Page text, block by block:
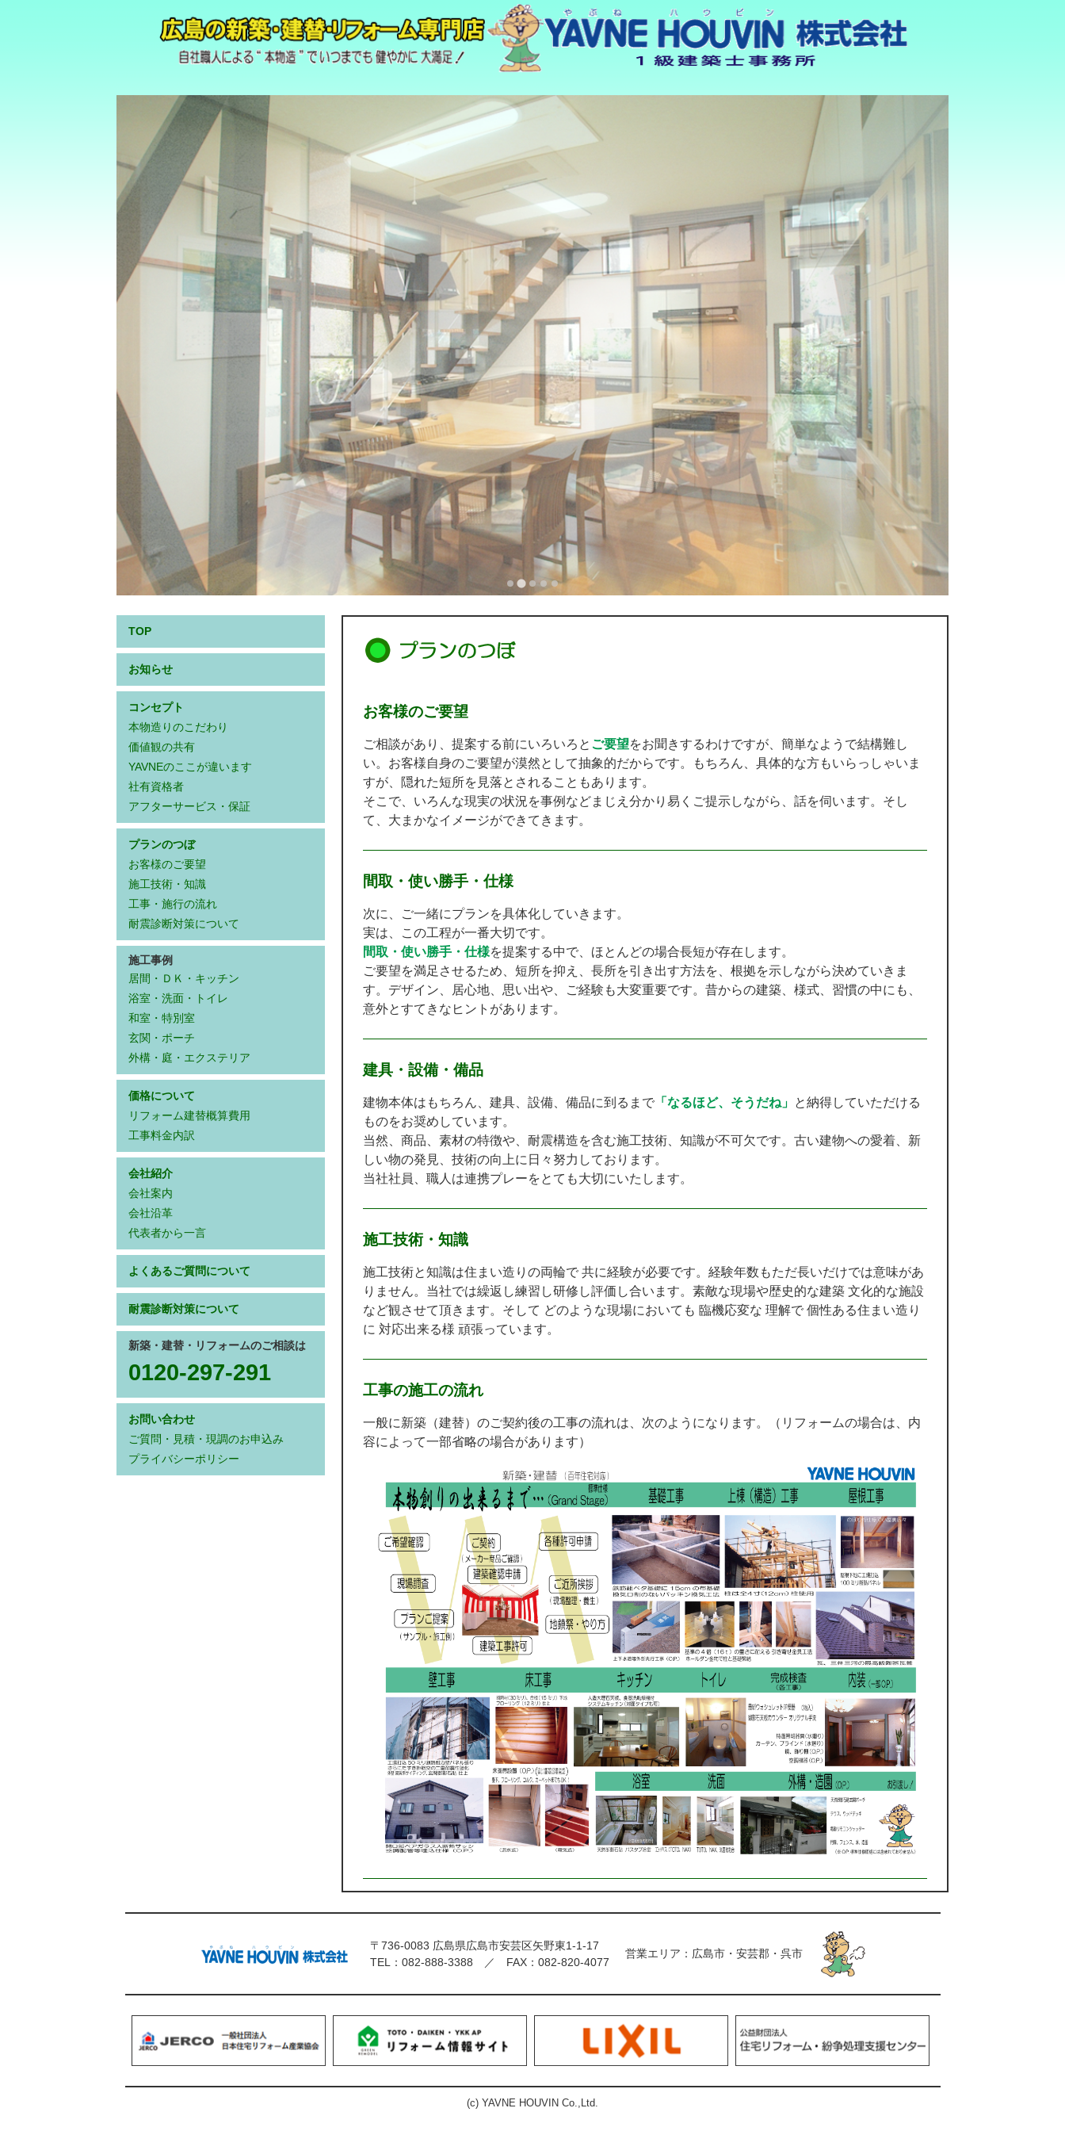
お客様のご要望
ご相談があり、提案する前にいろいろと ご要望をお聞きするわけですが、簡単なようで結構難し
い。お客様自身のご要望が漠然として抽象的だからです。もちろん、具体的な方もいらっしゃいま
すが、隠れた短所を見落とされることもあります。
そこで、いろんな現実の状況を事例などまじえ分かり易くご提示しながら、話を伺います。そし
て、大まかなイメージができてきます。
間取・使い勝手・仕様
次に、ご一緒にプランを具体化していきます。
実は、この工程が一番大切です。
間取・使い勝手・仕様を提案する中で、ほとんどの場合長短が存在します。
ご要望を満足させるため、短所を抑え、長所を引き出す方法を、根拠を示しながら決めていきま
す。デザイン、居心地、思い出や、ご経験も大変重要です。昔からの建築、様式、習慣の中にも、
意外とすてきなヒントがあります。
建具・設備・備品
建物本体はもちろん、建具、設備、備品に到るまで「なるほど、そうだね」 と納得していただける
ものをお奨めしています。
当然、商品、素材の特徴や、耐震構造を含む施工技術、知識が不可欠です。古い建物への愛着、新
しい物の発見、技術の向上に日々努力しております。
当社社員、職人は連携プレーをとても大切にいたします。
施工技術・知識
施工技術と知識は住まい造りの両輪で 共に経験が必要です。経験年数もただ長いだけでは意味があ
りません。当社では繰返し練習し研修し評価し合います。素敵な現場や歴史的な建築 文化的な施設
など観させて頂きます。そして どのような現場においても 臨機応変な 理解で 個性ある住まい造り
に 対応出来る様 頑張っています。
工事の施工の流れ
一般に新築（建替）のご契約後の工事の流れは、次のようになります。（リフォームの場合は、内
容によって一部省略の場合があります）
TOP
お知らせ
コンセプト
本物造りのこだわり
価値観の共有
YAVNEのここが違います
社有資格者
アフターサービス・保証
プランのつぼ
お客様のご要望
施工技術・知識
工事・施行の流れ
耐震診断対策について
施工事例
居間・ＤＫ・キッチン
浴室・洗面・トイレ
和室・特別室
玄関・ポーチ
外構・庭・エクステリア
価格について
リフォーム建替概算費用
工事料金内訳
会社紹介
会社案内
会社沿革
代表者から一言
よくあるご質問について
耐震診断対策について
新築・建替・リフォームのご相談は
0120-297-291
お問い合わせ
ご質問・見積・現調のお申込み
プライバシーポリシー
〒736-0083 広島県広島市安芸区矢野東1-1-17
TEL： 082-888-3388 FAX：082-820-4077
営業エリア：広島市・安芸郡・呉市
(c) YAVNE HOUVIN Co.,Ltd.